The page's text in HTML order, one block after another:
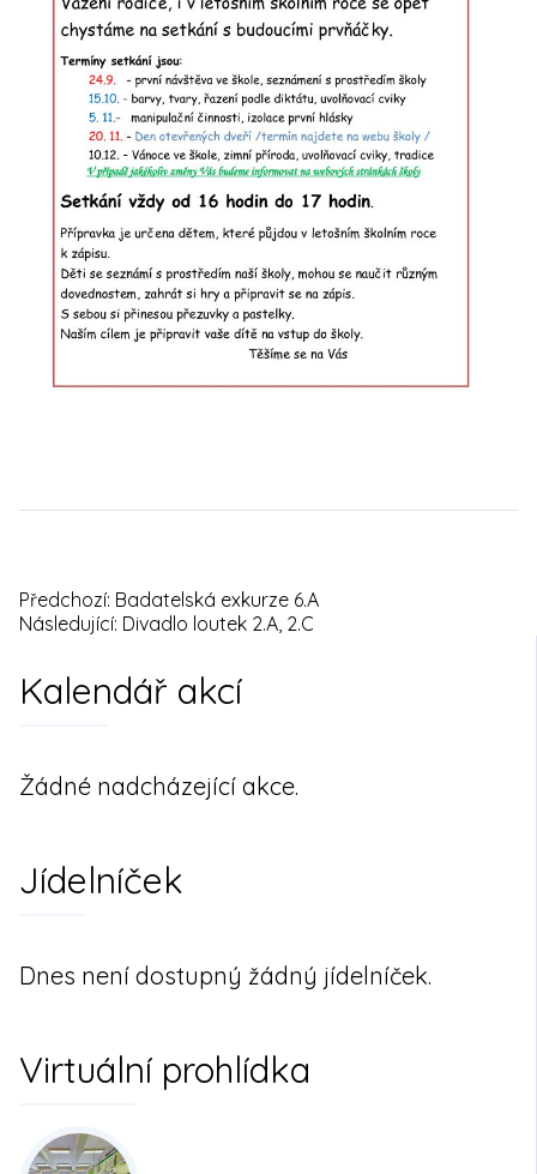
Navigace
pro
Předchozí: Badatelská exkurze 6.A
Následující: Divadlo loutek 2.A, 2.C
Kalendář akcí
Žádné nadcházející akce.
Jídelníček
Dnes není dostupný žádný jídelníček.
Virtuální prohlídka